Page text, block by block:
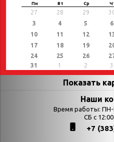
Пн Вт Ср
27 28 29
3
4 5 6
10
11 12
17
18 19
24
25 26
31
1 2 3
Показать
Страницы
Наши
Время работы: ПН-
СБ с
+7